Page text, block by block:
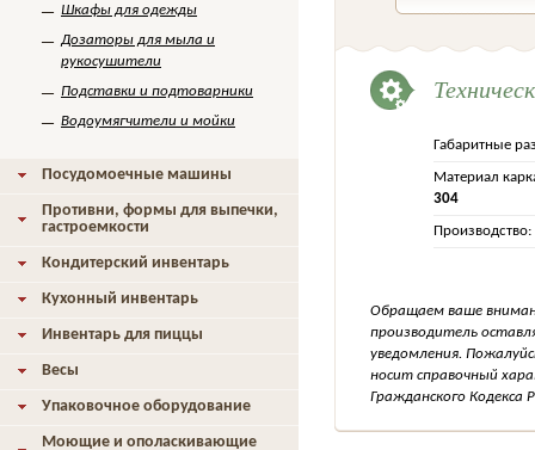
Габаритные
Материал
304
Производство:
Обращаем ваше
производитель
уведомления.
носит справочный
Гражданского Кодекса
Шкафы для одежды
Дозаторы для мыла и
рукосушители
Подставки и подтоварники
Водоумягчители и мойки
Посудомоечные машины
Противни, формы для выпечки,
гастроемкости
Кондитерский инвентарь
Кухонный инвентарь
Инвентарь для пиццы
Весы
Упаковочное оборудование
Моющие и ополаскивающие